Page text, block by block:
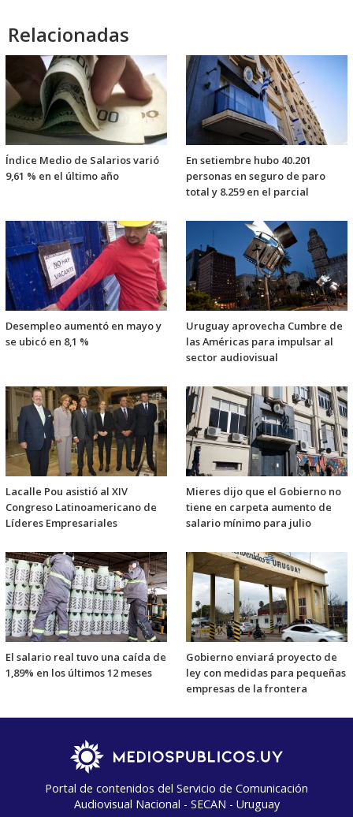
Relacionadas
Índice Medio de Salarios varió
9,61 % en el último año
En setiembre hubo 40.201
personas en seguro de paro
total y 8.259 en el parcial
Desempleo aumentó en mayo y
se ubicó en 8,1 %
Uruguay aprovecha Cumbre de
las Américas para impulsar al
sector audiovisual
Lacalle Pou asistió al XIV
Congreso Latinoamericano de
Líderes Empresariales
Mieres dijo que el Gobierno no
tiene en carpeta aumento de
salario mínimo para julio
El salario real tuvo una caída de
1,89% en los últimos 12 meses
Gobierno enviará proyecto de
ley con medidas para pequeñas
empresas de la frontera
Portal de contenidos del Servicio de Comunicación
Audiovisual Nacional - SECAN - Uruguay